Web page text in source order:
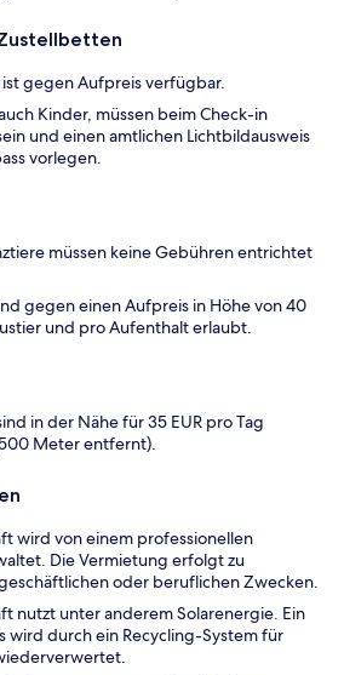
gegen Aufpreis verfügbar.
Kinder, müssen beim Check-in
und einen amtlichen Lichtbildausweis
vorlegen.
müssen keine Gebühren entrichtet
gegen einen Aufpreis in Höhe von 40
und pro Aufenthalt erlaubt.
in der Nähe für 35 EUR pro Tag
Meter entfernt).
wird von einem professionellen
Die Vermietung erfolgt zu
oder beruflichen Zwecken.
nutzt unter anderem Solarenergie. Ein
wird durch ein Recycling-System für